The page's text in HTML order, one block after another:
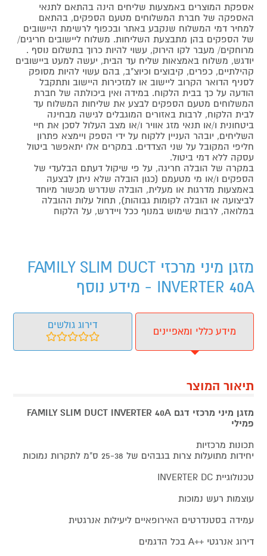
אספקת המוצרים באמצעות שליחים הינה בהתאם לתנאי
האספקה של חברת המשלוחים מטעם הספקים, בהתאם
למחיר דמי המשלוח שנקבע באתר ובכפוף לרשימת היישובים
של הספקים בהן מתבצעת השליחות. משלוח ליישובים חריגים/
מרוחקים/ מעבר לקו הירוק, עשוי להיות כרוך בתשלום נוסף .
יודגש, משלוח באמצאות שליח עד הבית, יעשה למעט ביישובים
קהילתיים, כפרים, קיבוצים וכיוצ"ב, בהם עשוי להיות מסופק
לסניף הדואר הקרוב ליישוב או למזכירות היישוב ותתקבל
הודעה על כך בבית הלקוח. במידה ואין ביכולתה של חברת
המשלוחים מטעם הספקים לבצע את שליחות המשלוח עד
לבית הלקוח, לרבות באזורים המוגבלים לגישה מבחינה
ביטחונית ו/או תנאי מזג אוויר ו/או מצב העלול לסכן את חיי
השליחים, יובהר העניין ללקוח על ידי הספק ויימצא פתרון
חליפי המקובל על שני הצדדים. במקרים אלו יתאפשר ביטול
עסקה ללא דמי ביטול.
במקרה של הובלה חריגה, על פי שיקול דעתם הבלעדי של
הספקים ו/או מי מטעמם (כגון הובלה שלא ניתן לבצעה
באמצעות מדרגות או מעלית, הובלה שנדרש מכשור מיוחד
לביצועה או הובלה לקומות גבוהות), תחול עלות ההובלה
במלואה, לרבות שימוש במנוף ככל ויידרש, על הלקוח
מזגן מיני מרכזי FAMILY SLIM DUCT
INVERTER 40A - מידע נוסף
מידע כללי ומאפיינים
דירוג גולשים
תיאור המוצר
מזגן מיני מרכזי דגם FAMILY SLIM DUCT INVERTER 40A
פמילי
תכונות מרכזיות
יחידות מתועלות צרות בגבהים של 25-38 ס"מ לתקרות נמוכות
טכנולוגיית INVERTER DC
עוצמות רעש נמוכות
עמידה בסטנדרטים האירופאיים ליעילות אנרגטית
דירוג אנרגטי ++A בכל הדגמים